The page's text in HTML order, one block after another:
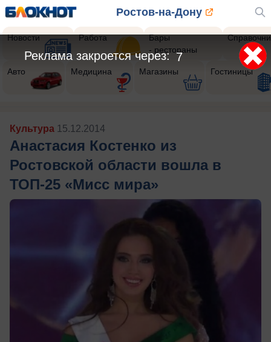
Ростов-на-Дону
Новости Работа
Бары
- рестораны
Авто Медицина Магазины Гостиницы
Культура 15.12.2014
Анастасия Костенко из
Ростовской области вошла в
ТОП-25 «Мисс мира»
4
Реклама закроется через: